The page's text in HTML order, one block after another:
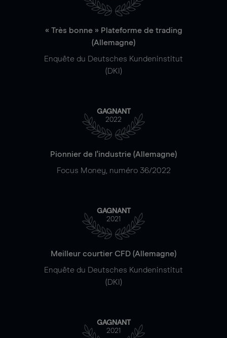
« Très bonne » Plateforme de trading
(Allemagne)
Enquête du Deutsches Kundeninstitut
(DKI)
GAGNANT
2022
Pionnier de l'industrie (Allemagne)
Focus Money, numéro 36/2022
GAGNANT
2021
Meilleur courtier CFD (Allemagne)
Enquête du Deutsches Kundeninstitut
(DKI)
GAGNANT
2021